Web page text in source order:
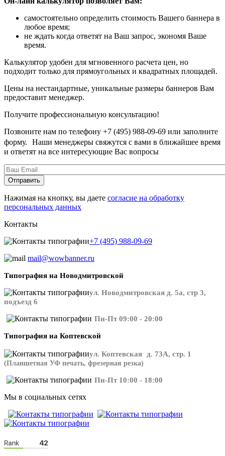
самостоятельно определить стоимость Вашего баннера в
любое время;
не ждать когда ответят на Ваш запрос, экономя Ваше
время.
Калькулятор удобен для мгновенного расчета цен, но
подходит только для прямоугольных и квадратных площадей.
Цены на нестандартные, уникальные размеры баннеров Вам
предоставит менеджер.
Получите профессиональную консультацию!
Позвоните нам по телефону +7 (495) 988-09-69 или заполните
форму. Наши менеджеры свяжутся с вами в ближайшее время
и ответят на все интересующие Вас вопросы
Нажимая на кнопку, вы даете согласие на обработку
персональных данных
Контакты
+7 (495) 988-09-69
mail@wowbanner.ru
Типография на Новодмитровской
ул. Новодмитровская д. 5а, стр 3,
подъезд 6
Пн-Пт 09:00 - 20:00
Типография на Коптевской
ул. Коптевская д. 73А, стр. 1
(Планшетная УФ печать, фрезерная резка)
Пн-Пт 10:00 - 18:00
Мы в социальных сетях